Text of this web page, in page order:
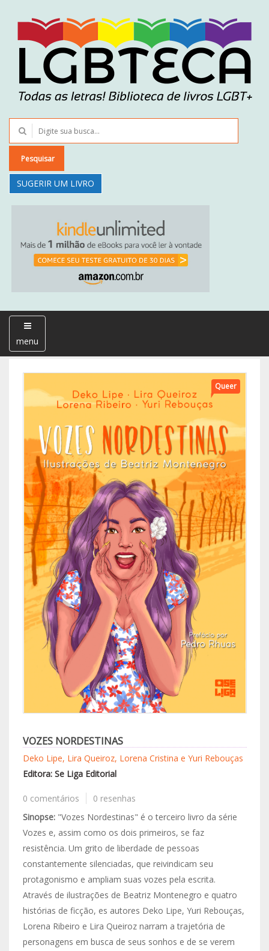
Pesquisar
SUGERIR UM LIVRO
menu
Queer
VOZES NORDESTINAS
Deko Lipe, Lira Queiroz, Lorena Cristina e Yuri Rebouças
Editora: Se Liga Editorial
0 comentários
0 resenhas
Sinopse:"Vozes Nordestinas" é o terceiro livro da série
Vozes e, assim como os dois primeiros, se faz
resistência. Um grito de liberdade de pessoas
constantemente silenciadas, que reivindicam seu
protagonismo e ampliam suas vozes pela escrita.
Através de ilustrações de Beatriz Montenegro e quatro
histórias de ficção, es autores Deko Lipe, Yuri Rebouças,
Lorena Ribeiro e Lira Queiroz narram a trajetória de
personagens em busca de seus sonhos e de se verem